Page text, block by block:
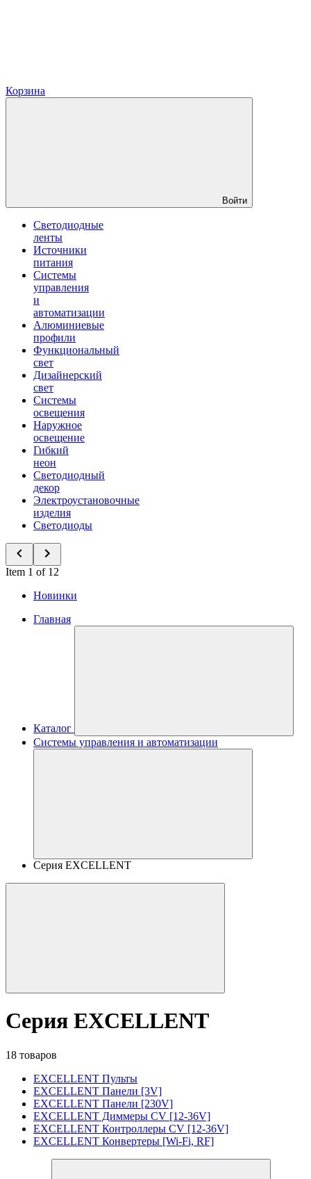
Корзина
Войти
Светодиодные
ленты
Источники
питания
Системы
управления
и
автоматизации
Алюминиевые
профили
Функциональный
свет
Дизайнерский
свет
Системы
освещения
Наружное
освещение
Гибкий
неон
Светодиодный
декор
Электроустановочные
изделия
Светодиоды
Item 1 of 12
Новинки
Главная
Каталог
Системы управления и автоматизации
Серия EXCELLENT
Серия EXCELLENT
18 товаров
EXCELLENT Пульты
EXCELLENT Панели [3V]
EXCELLENT Панели [230V]
EXCELLENT Диммеры CV [12-36V]
EXCELLENT Контроллеры CV [12-36V]
EXCELLENT Конвертеры [Wi-Fi, RF]